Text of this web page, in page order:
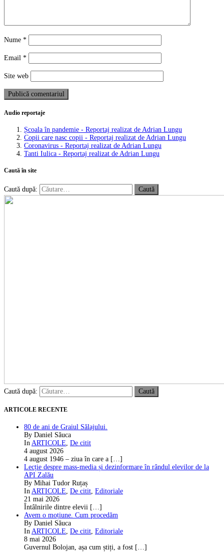
Nume *
Email *
Site web
Audio reportaje
Școala în pandemie - Reportaj realizat de Adrian Lungu
Copii care nasc copii - Reportaj realizat de Adrian Lungu
Coronavirus - Reportaj realizat de Adrian Lungu
Tanti Iulica - Reportaj realizat de Adrian Lungu
Caută în site
Caută după:
Caută după:
ARTICOLE RECENTE
80 de ani de Graiul Sălajului.
By Daniel Săuca
In ARTICOLE De citit
4 august 2026
4 august 1946 – ziua în care a […]
Lecție despre mass-media și dezinformare în rândul elevilor de la
API Zalău
By Mihai Tudor Ruțaș
In ARTICOLE De citit Editoriale
21 mai 2026
Întâlnirile dintre elevii […]
Avem o moțiune. Cum procedăm
By Daniel Săuca
In ARTICOLE De citit Editoriale
8 mai 2026
Guvernul Bolojan, așa cum știți, a fost […]